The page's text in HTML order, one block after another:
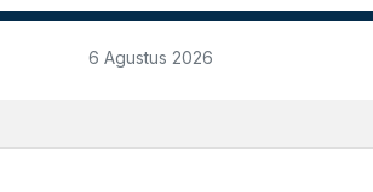
6 Agustus 2026